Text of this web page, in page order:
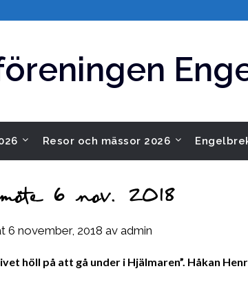
Resor och mässor 2026
6 nov. 2018
6 november, 2018 av admin
höll på att gå under i Hjälmaren”. Håkan